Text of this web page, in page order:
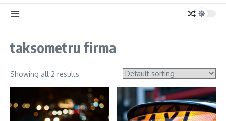
taksometru firma
Showing all 2 results